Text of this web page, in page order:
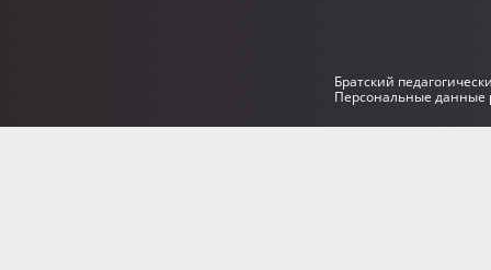
Братский
Персональные данные